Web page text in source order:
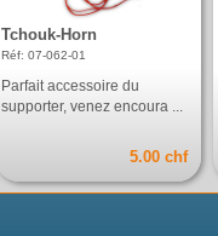
Tchouk-Horn
Réf: 07-062-01
Parfait accessoire du
supporter, venez encoura ...
5.00 chf